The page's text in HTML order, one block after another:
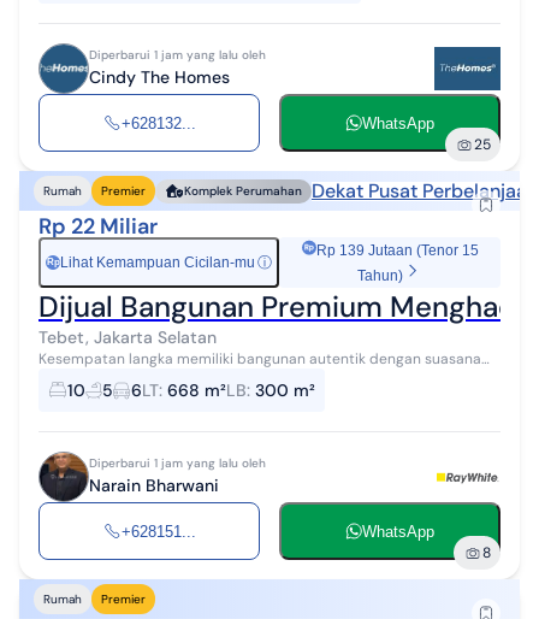
Diperbarui 1 jam yang lalu oleh
Cindy The Homes
+628132... WhatsApp
25
Rumah Premier Komplek Perumahan Dekat Pusat Perbelanjaan
Rp 22 Miliar
Rp Lihat Kemampuan Cicilan-mu ⓘ
Rp 139 Jutaan (Tenor 15
Tahun)
Dijual Bangunan Premium
Tebet, Jakarta Selatan
Kesempatan langka memiliki bangunan autentik dengan suasana
nyaman dan tenang, berlokasi di prime area Tebet, Jakarta Selatan,
tepat menghadap Tebe...
10 5 6LT: 668 m²LB: 300 m²
Diperbarui 1 jam yang lalu oleh
Narain Bharwani
+628151... WhatsApp
8
Rumah Premier